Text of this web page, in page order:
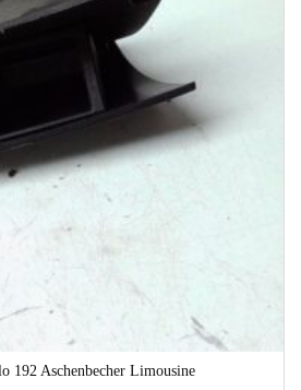
192 Aschenbecher Limousine
1-3 Werktage